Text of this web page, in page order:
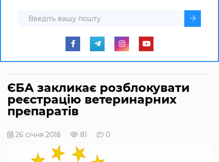
ЄБА закликає розблокувати
реєстрацію ветеринарних
препаратів
26 січня 2018 81 0